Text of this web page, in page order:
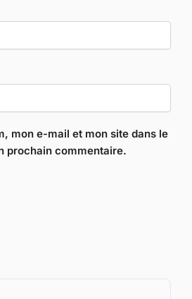
mon e-mail et mon site dans le
prochain commentaire.